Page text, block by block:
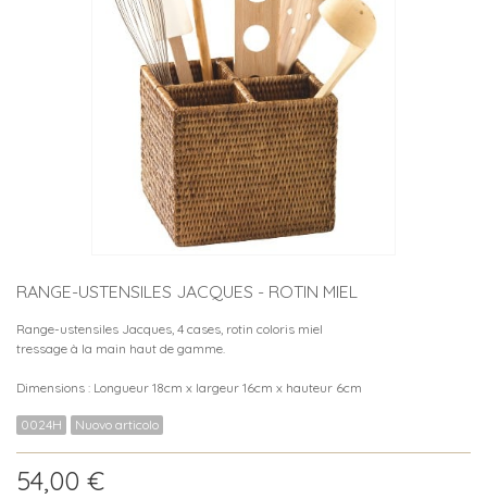
RANGE-USTENSILES JACQUES - ROTIN MIEL
Range-ustensiles Jacques, 4 cases, rotin coloris miel
tressage à la main haut de gamme.
Dimensions : Longueur 18cm x largeur 16cm x hauteur 6cm
0024H Nuovo articolo
54,00 €